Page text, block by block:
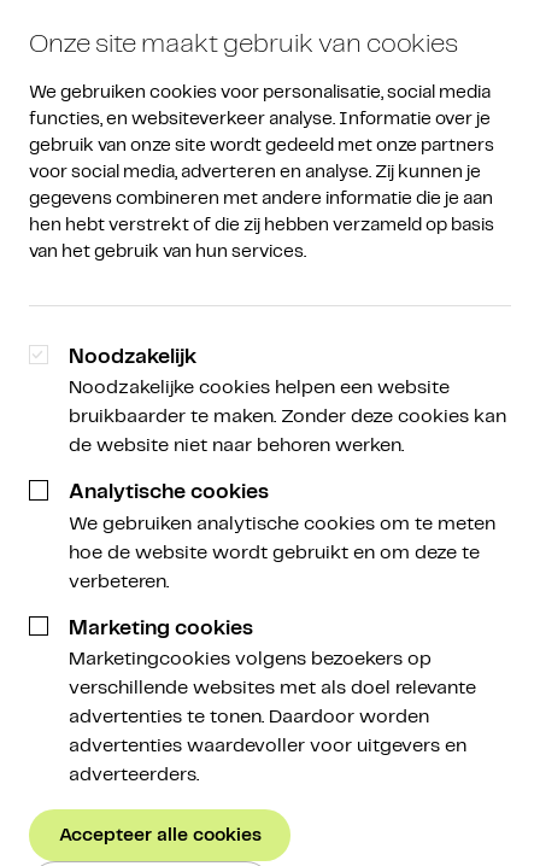
Een Nieuwe Koers
/
Een Nieuwe Koers -
Cryptomarkt wacht
gespannen op komst
Bitcoin ETF
Sabine Kuilenburg
Brand Manager
3 januari 2024
serieuze cryptobelegger.
Onze site maakt gebruik van cookies
We gebruiken cookies voor personalisatie, social media
functies, en websiteverkeer analyse. Informatie over je
gebruik van onze site wordt gedeeld met onze partners
voor social media, adverteren en analyse. Zij kunnen je
gegevens combineren met andere informatie die je aan
hen hebt verstrekt of die zij hebben verzameld op basis
van het gebruik van hun services.
Noodzakelijk
Noodzakelijke cookies helpen een website
bruikbaarder te maken. Zonder deze cookies kan
de website niet naar behoren werken.
Analytische cookies
We gebruiken analytische cookies om te meten
hoe de website wordt gebruikt en om deze te
verbeteren.
Marketing cookies
Marketingcookies volgens bezoekers op
verschillende websites met als doel relevante
advertenties te tonen. Daardoor worden
advertenties waardevoller voor uitgevers en
adverteerders.
Accepteer alle cookies